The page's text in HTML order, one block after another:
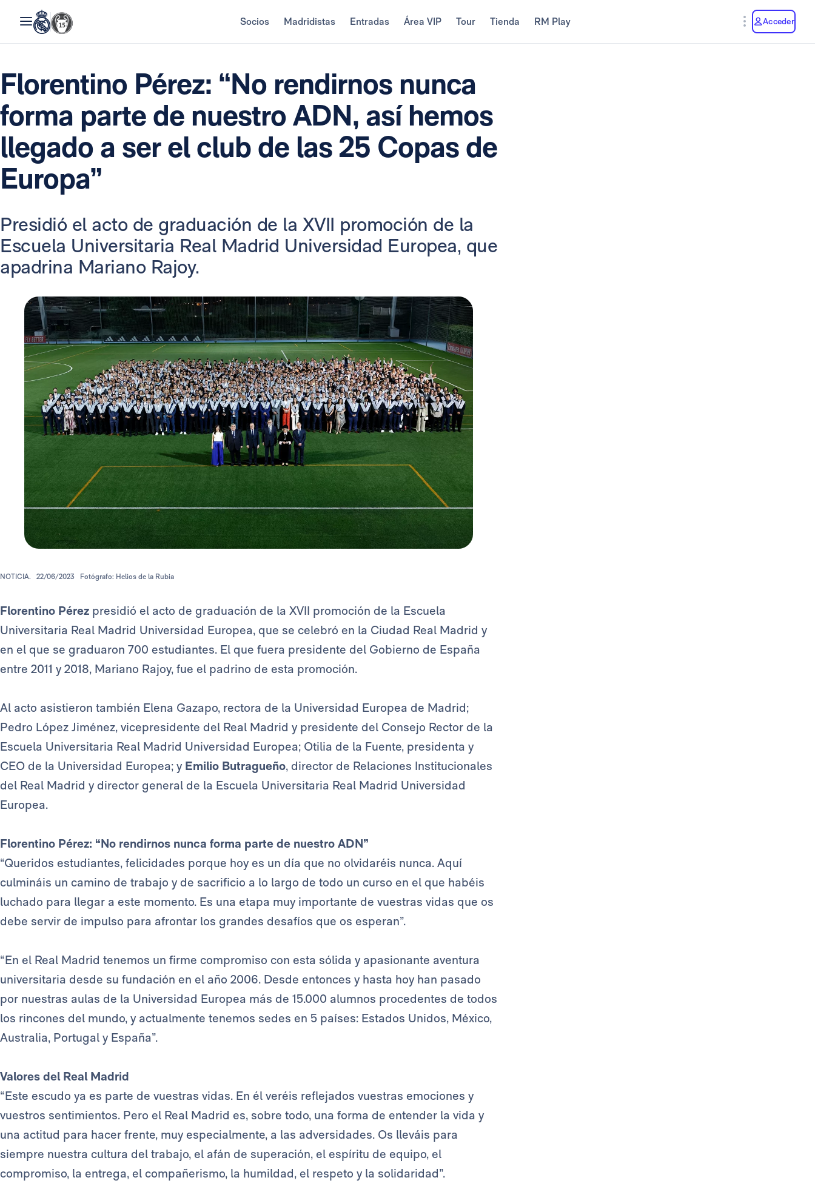
Socios Madridistas Entradas Área VIP Tour Tienda RM Play Acceder
Florentino Pérez: “No rendirnos nunca
forma parte de nuestro ADN, así hemos
llegado a ser el club de las 25 Copas de
Europa”
Presidió el acto de graduación de la XVII promoción de la
Escuela Universitaria Real Madrid Universidad Europea, que
apadrina Mariano Rajoy.
NOTICIA. 22/06/2023 Fotógrafo: Helios de la Rubia
Florentino Pérez presidió el acto de graduación de la XVII promoción de la Escuela
Universitaria Real Madrid Universidad Europea, que se celebró en la Ciudad Real Madrid y
en el que se graduaron 700 estudiantes. El que fuera presidente del Gobierno de España
entre 2011 y 2018, Mariano Rajoy, fue el padrino de esta promoción.
Al acto asistieron también Elena Gazapo, rectora de la Universidad Europea de Madrid;
Pedro López Jiménez, vicepresidente del Real Madrid y presidente del Consejo Rector de la
Escuela Universitaria Real Madrid Universidad Europea; Otilia de la Fuente, presidenta y
CEO de la Universidad Europea; y Emilio Butragueño, director de Relaciones Institucionales
del Real Madrid y director general de la Escuela Universitaria Real Madrid Universidad
Europea.
Florentino Pérez: “No rendirnos nunca forma parte de nuestro ADN”
“Queridos estudiantes, felicidades porque hoy es un día que no olvidaréis nunca. Aquí
culmináis un camino de trabajo y de sacrificio a lo largo de todo un curso en el que habéis
luchado para llegar a este momento. Es una etapa muy importante de vuestras vidas que os
debe servir de impulso para afrontar los grandes desafíos que os esperan”.
“En el Real Madrid tenemos un firme compromiso con esta sólida y apasionante aventura
universitaria desde su fundación en el año 2006. Desde entonces y hasta hoy han pasado
por nuestras aulas de la Universidad Europea más de 15.000 alumnos procedentes de todos
los rincones del mundo, y actualmente tenemos sedes en 5 países: Estados Unidos, México,
Australia, Portugal y España”.
Valores del Real Madrid
“Este escudo ya es parte de vuestras vidas. En él veréis reflejados vuestras emociones y
vuestros sentimientos. Pero el Real Madrid es, sobre todo, una forma de entender la vida y
una actitud para hacer frente, muy especialmente, a las adversidades. Os lleváis para
siempre nuestra cultura del trabajo, el afán de superación, el espíritu de equipo, el
compromiso, la entrega, el compañerismo, la humildad, el respeto y la solidaridad”.